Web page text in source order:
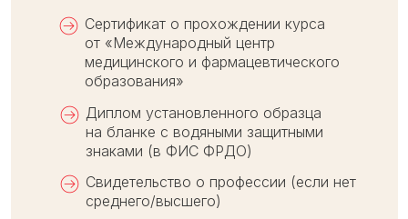
Сертификат о прохождении курса
от «Международный центр
медицинского и фармацевтического
образования»
Диплом установленного образца
на бланке с водяными защитными
знаками (в ФИС ФРДО)
Свидетельство о профессии (если нет
среднего/высшего)